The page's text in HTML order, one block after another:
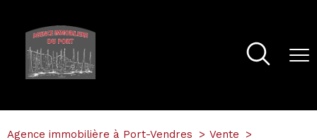
Agence immobilière à Port-Vendres
Vente